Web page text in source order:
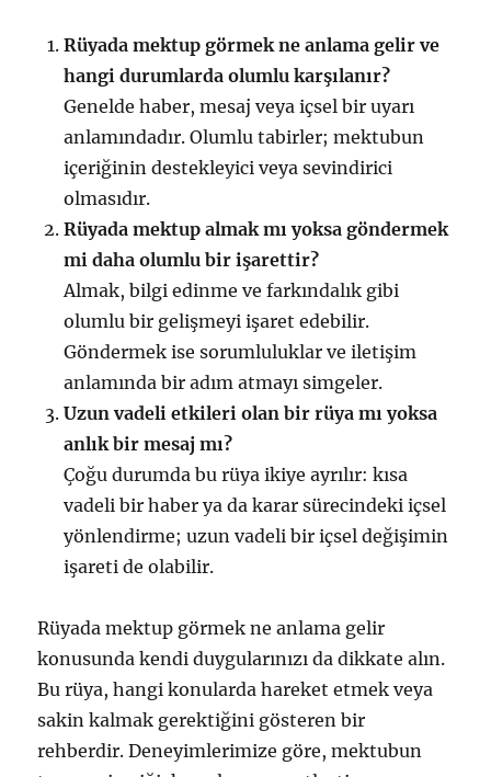
Rüyada mektup görmek ne anlama gelir ve
hangi durumlarda olumlu karşılanır?
Genelde haber, mesaj veya içsel bir uyarı
anlamındadır. Olumlu tabirler; mektubun
içeriğinin destekleyici veya sevindirici
olmasıdır.
Rüyada mektup almak mı yoksa göndermek
mi daha olumlu bir işarettir?
Almak, bilgi edinme ve farkındalık gibi
olumlu bir gelişmeyi işaret edebilir.
Göndermek ise sorumluluklar ve iletişim
anlamında bir adım atmayı simgeler.
Uzun vadeli etkileri olan bir rüya mı yoksa
anlık bir mesaj mı?
Çoğu durumda bu rüya ikiye ayrılır: kısa
vadeli bir haber ya da karar sürecindeki içsel
yönlendirme; uzun vadeli bir içsel değişimin
işareti de olabilir.
Rüyada mektup görmek ne anlama gelir
konusunda kendi duygularınızı da dikkate alın.
Bu rüya, hangi konularda hareket etmek veya
sakin kalmak gerektiğini gösteren bir
rehberdir. Deneyimlerimize göre, mektubun